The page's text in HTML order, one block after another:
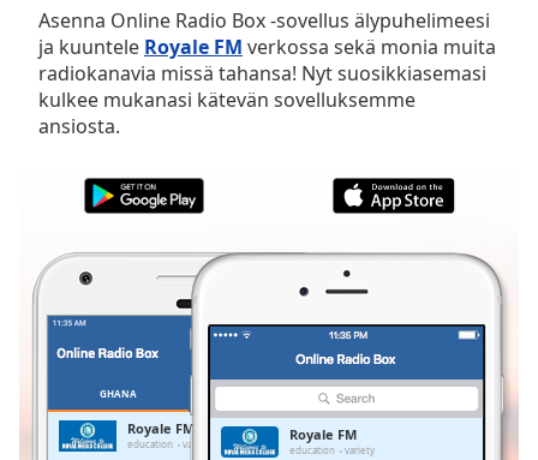
Skip
Backward
Skip
Forward
Mute
Current
Duration-:-
0.00%
Stream
TypeLIVE
Seek to
LIVE
Remaining
Asenna Online Radio Box -sovellus älypuhelimeesi
ja kuuntele Royale FM verkossa sekä monia muita
radiokanavia missä tahansa! Nyt suosikkiasemasi
kulkee mukanasi kätevän sovelluksemme
ansiosta.
GHANA
Royale FM
education variety
Royale FM
education variety